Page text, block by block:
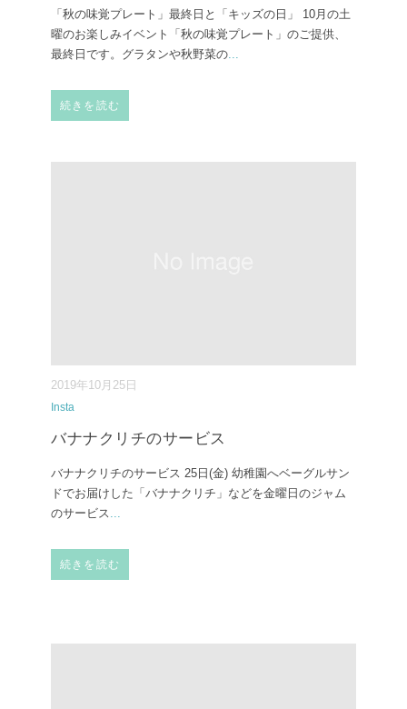
「秋の味覚プレート」最終日と「キッズの日」 10月の土
曜のお楽しみイベント「秋の味覚プレート」のご提供、
最終日です。グラタンや秋野菜の...
続きを読む
2019年10月25日
Insta
バナナクリチのサービス
バナナクリチのサービス 25日(金)️ 幼稚園へベーグルサン
ドでお届けした「バナナクリチ」などを金曜日のジャム
のサービス...
続きを読む